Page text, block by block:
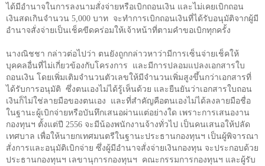
ได้มีอำนาจในการลงนามสั่งจ่ายหรือเบิกถอนเงิน และไม่เคยเบิกถอน
เงินสดเกินจำนวน 5,000 บาท จะทำการเบิกถอนเงินที่ได้รับอนุมัติจากผู้มี
อำนาจสั่งจ่ายเป็นเช็คขีดคร่อมให้เจ้าหน้าที่ตามคำขอเบิกทุกครั้ง
นางณิชชา กล่าวต่อไปว่า ตนยังถูกกล่าวหาว่ามีการเซ็นจ่ายเช็คให้
บุคคลอื่นที่ไม่เกี่ยวข้องกับโครงการ
และมีการปลอมแปลงเอกสารใบ
ถอนเงิน โดยเพิ่มเติมจำนวนตัวเลขให้มีจำนวนเพิ่มสูงขึ้นกว่าเอกสารที่
ได้รับการอนุมัติ ซึ่งตนเองไม่ได้รู้เห็นด้วย และยืนยันว่าเอกสารใบถอน
เงินก็ไม่ใช่ลายมือของตนเอง
และที่สำคัญคือตนเองไม่ได้ลงลายมือชื่อ
ในฐานะผู้เบิกจ่ายหรือบันทึกเสนอผ่านแต่อย่างใด เพราะการเสนองาน
กองทุนฯ ตั้งแต่ปี 2556 จะมีน้องพนักงานจ้างทั่วไป เป็นคนเสนอให้ปลัด
เทศบาล เพื่อให้นายกเทศมนตรีในฐานะประธานกองทุนฯ เป็นผู้พิจารณา
สั่งการและอนุมัติเบิกจ่าย ซึ่งผู้มีอำนาจสั่งจ่ายเงินกองทุน จะประกอบด้วย
ประธานกองทุนฯ เลขานุการกองทุนฯ
คณะกรรมการกองทุนฯ และผู้รับ